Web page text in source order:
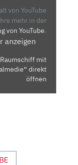
von YouTube
mehr in der
von YouTube.
anzeigen
Raumschiff mit
direkt
öffnen